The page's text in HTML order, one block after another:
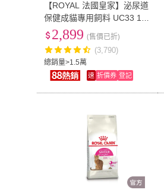
【ROYAL 法國皇家】泌尿道
保健成貓專用飼料 UC33 10
KG(貓乾糧 貓飼料)
總銷量>1.5萬
2,899 (售價已折)
(3,790)
速 折價券 登記